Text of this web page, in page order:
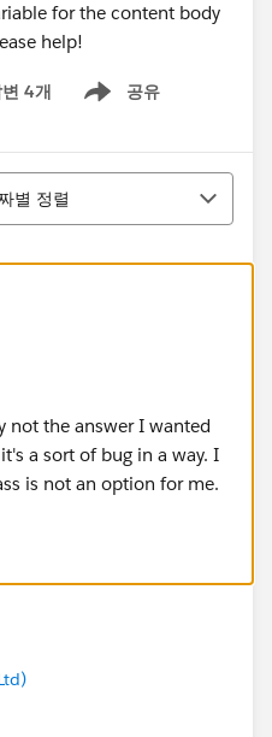
for the content body
help!
4개 공유
Show menu
별 정렬
not the answer I wanted
a sort of bug in a way. I
is not an option for me.